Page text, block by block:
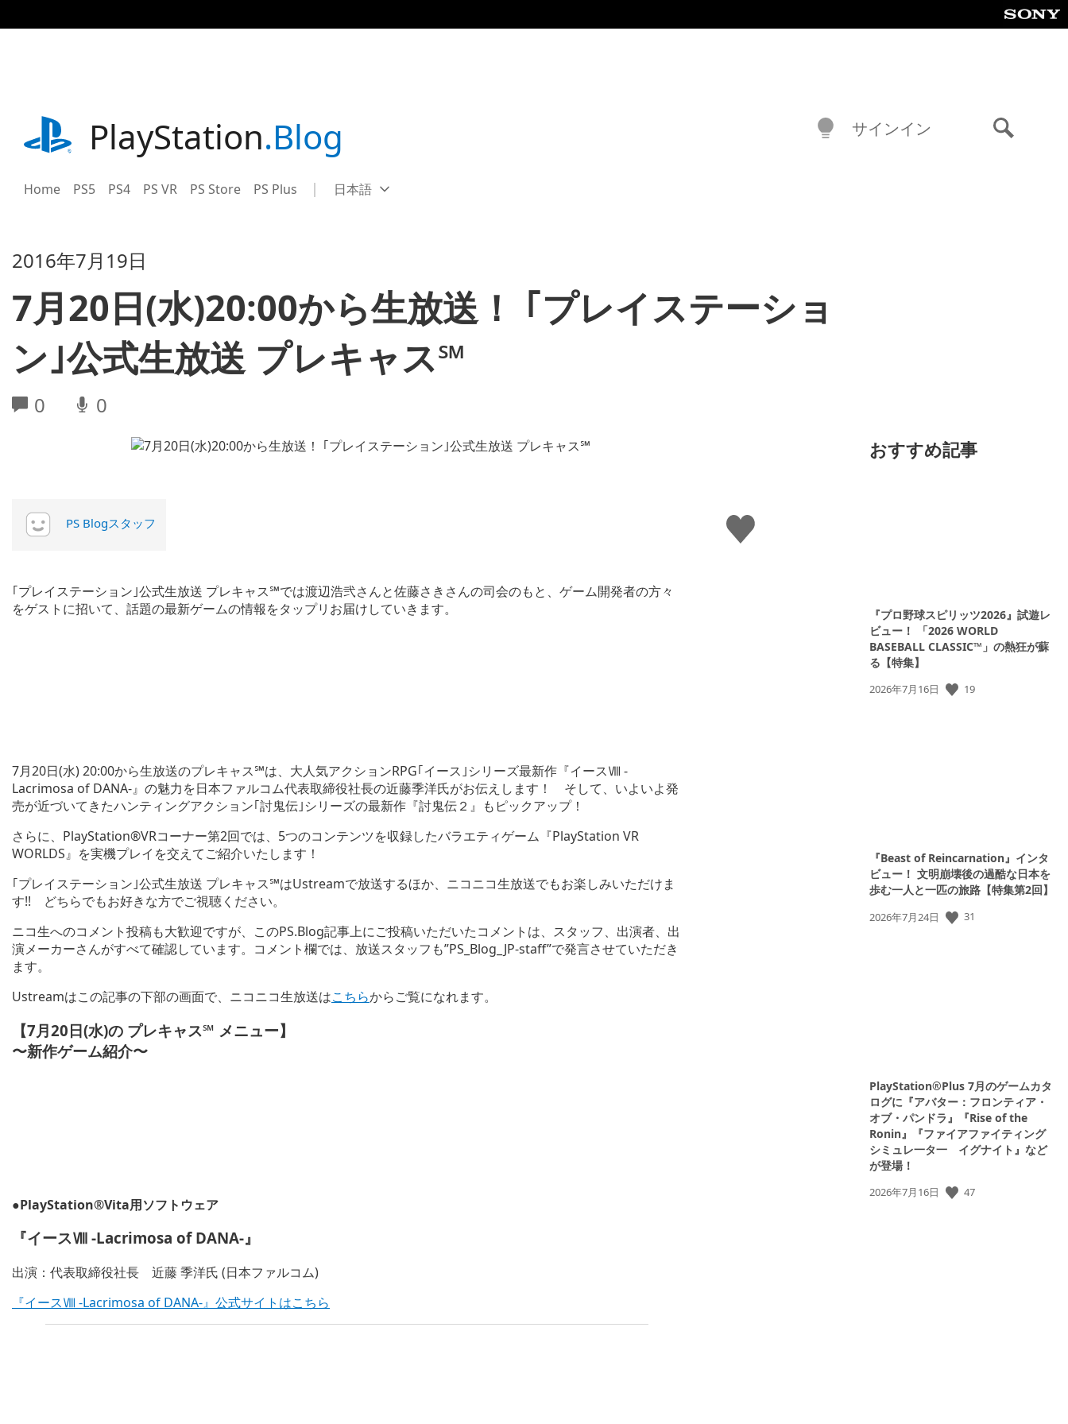
事
playstation.comPlayStation.Blog
Home PS5 PS4 PS VR PS Store PS Plus Select
Current
日本語
サインイン
2016年7月19日
7月20日(水)20:00から生放送！ ｢プレイステーショ
ン｣公式生放送 プレキャス℠
0 0
い
い
PS Blogスタッフ
｢プレイステーション｣公式生放送 プレキャス℠では渡辺浩弐さんと佐藤さきさんの司会のもと、ゲーム開発者の方々
をゲストに招いて、話題の最新ゲームの情報をタップリお届けしていきます。
7月20日(水) 20:00から生放送のプレキャス℠は、大人気アクションRPG｢イース｣シリーズ最新作『イースⅧ -
Lacrimosa of DANA-』の魅力を日本ファルコム代表取締役社長の近藤季洋氏がお伝えします！ そして、いよいよ発
売が近づいてきたハンティングアクション｢討鬼伝｣シリーズの最新作『討鬼伝２』もピックアップ！
さらに、PlayStation®VRコーナー第2回では、5つのコンテンツを収録したバラエティゲーム『PlayStation VR
WORLDS』を実機プレイを交えてご紹介いたします！
｢プレイステーション｣公式生放送 プレキャス℠はUstreamで放送するほか、ニコニコ生放送でもお楽しみいただけま
す!! どちらでもお好きな方でご視聴ください。
ニコ生へのコメント投稿も大歓迎ですが、このPS.Blog記事上にご投稿いただいたコメントは、スタッフ、出演者、出
演メーカーさんがすべて確認しています。コメント欄では、放送スタッフも”PS_Blog_JP-staff”で発言させていただき
ます。
Ustreamはこの記事の下部の画面で、ニコニコ生放送はこちらからご覧になれます。
【7月20日(水)の プレキャス℠ メニュー】
〜新作ゲーム紹介〜
●PlayStation®Vita用ソフトウェア
『イースⅧ -Lacrimosa of DANA-』
出演：代表取締役社長 近藤 季洋氏 (日本ファルコム)
『イースⅧ -Lacrimosa of DANA-』公式サイトはこちら
おすすめ記事
『プロ野球スピリッツ2026』試遊レ
ビュー！ 「2026 WORLD
BASEBALL CLASSIC™」の熱狂が蘇
る【特集】
公
2026年7月16日 19
『Beast of Reincarnation』インタ
ビュー！ 文明崩壊後の過酷な日本を
歩む一人と一匹の旅路【特集第2回】
公
2026年7月24日 31
PlayStation®Plus 7月のゲームカタ
ログに『アバター：フロンティア・
オブ・パンドラ』『Rise of the
Ronin』『ファイアファイティング
シミュレ一タ一 イグナイト』など
が登場！
公
2026年7月16日 47